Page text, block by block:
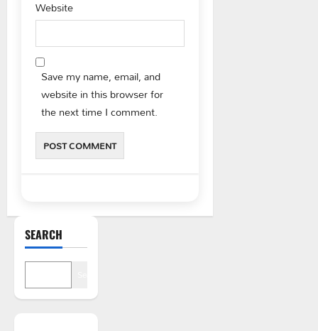
Website
Save my name, email, and
website in this browser for
the next time I comment.
SEARCH